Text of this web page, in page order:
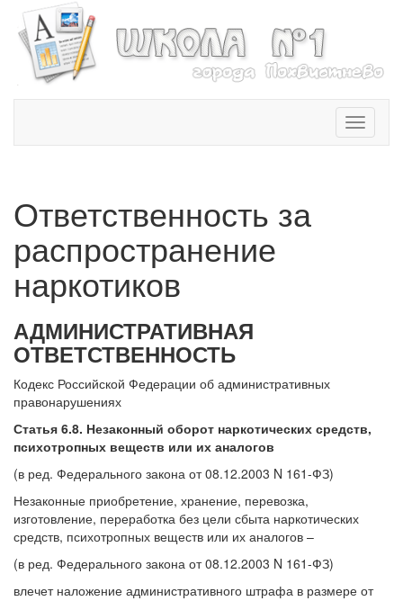
T
o
Ответственность за
распространение
наркотиков
АДМИНИСТРАТИВНАЯ
ОТВЕТСТВЕННОСТЬ
Кодекс Российской Федерации об административных
правонарушениях
Статья 6.8. Незаконный оборот наркотических средств,
психотропных веществ или их аналогов
(в ред. Федерального закона от 08.12.2003 N 161-ФЗ)
Незаконные приобретение, хранение, перевозка,
изготовление, переработка без цели сбыта наркотических
средств, психотропных веществ или их аналогов –
(в ред. Федерального закона от 08.12.2003 N 161-ФЗ)
влечет наложение административного штрафа в размере от